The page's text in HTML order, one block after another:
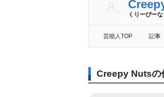
くりーぴー
芸能人TOP 記事
Creepy Nutsの